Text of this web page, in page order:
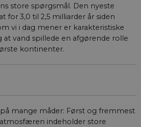
store spørgsmål. Den nyeste
for 3,0 til 2,5 milliarder år siden
vi i dag mener er karakteristiske
vand spillede en afgørende rolle
kontinenter.
mange måder: Først og fremmest
indeholder store